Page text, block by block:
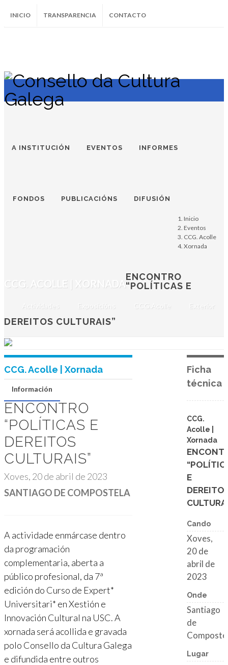
INICIO TRANSPARENCIA CONTACTO
InstagramFacebookTwitter Soundcloud
Youtube
A INSTITUCIÓN EVENTOS INFORMES
FONDOS PUBLICACIÓNS DIFUSIÓN
CCG. ACOLLE | XORNADA
Actividades Exposicións CCG.Acolle Exterior
ENCONTRO
“POLÍTICAS E
DEREITOS CULTURAIS”
Inicio
Eventos
CCG. Acolle
Xornada
Encontro “Políticas
e Dereitos Culturais”
SANTIAGO DE COMPOSTELA
CCG. Acolle | Xornada
Información
ENCONTRO
“POLÍTICAS E
DEREITOS
CULTURAIS”
Xoves, 20 de abril de 2023
SANTIAGO DE COMPOSTELA
A actividade enmárcase dentro
da programación
complementaria, aberta a
público profesional, da 7ª
edición do Curso de Expert*
Universitari* en Xestión e
Innovación Cultural na USC. A
xornada será acollida e gravada
polo Consello da Cultura Galega
e difundida entre outros
Ficha
técnica
CCG.
Acolle |
Xornada
E
Cando
Xoves,
20 de
abril de
2023
Onde
Santiago
de
Lugar